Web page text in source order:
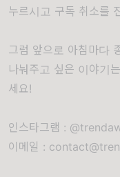
누르시고 구독 취소를
그럼 앞으로 아침마다
나눠주고 싶은 이야기
세요!
인스타그램 :
이메일 :